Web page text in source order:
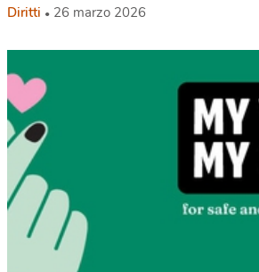
Diritti 26 marzo 2026